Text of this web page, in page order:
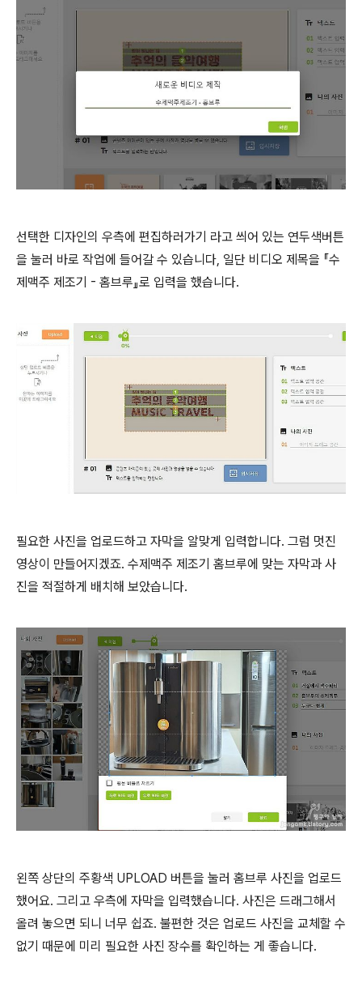
선택한 디자인의 우측에 편집하러가기 라고 씌어 있는 연두색버튼
을 눌러 바로 작업에 들어갈 수 있습니다, 일단 비디오 제목을 『수
제맥주 제조기 - 홈브루』로 입력을 했습니다.
필요한 사진을 업로드하고 자막을 알맞게 입력합니다. 그럼 멋진
영상이 만들어지겠죠. 수제맥주 제조기 홈브루에 맞는 자막과 사
진을 적절하게 배치해 보았습니다.
왼쪽 상단의 주황색 UPLOAD 버튼을 눌러 홈브루 사진을 업로드
했어요. 그리고 우측에 자막을 입력했습니다. 사진은 드래그해서
올려 놓으면 되니 너무 쉽죠. 불편한 것은 업로드 사진을 교체할 수
없기 때문에 미리 필요한 사진 장수를 확인하는 게 좋습니다.